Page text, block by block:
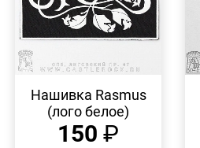
ПРОСМОТР
Нашивка Rasmus
(лого белое)
150 ₽